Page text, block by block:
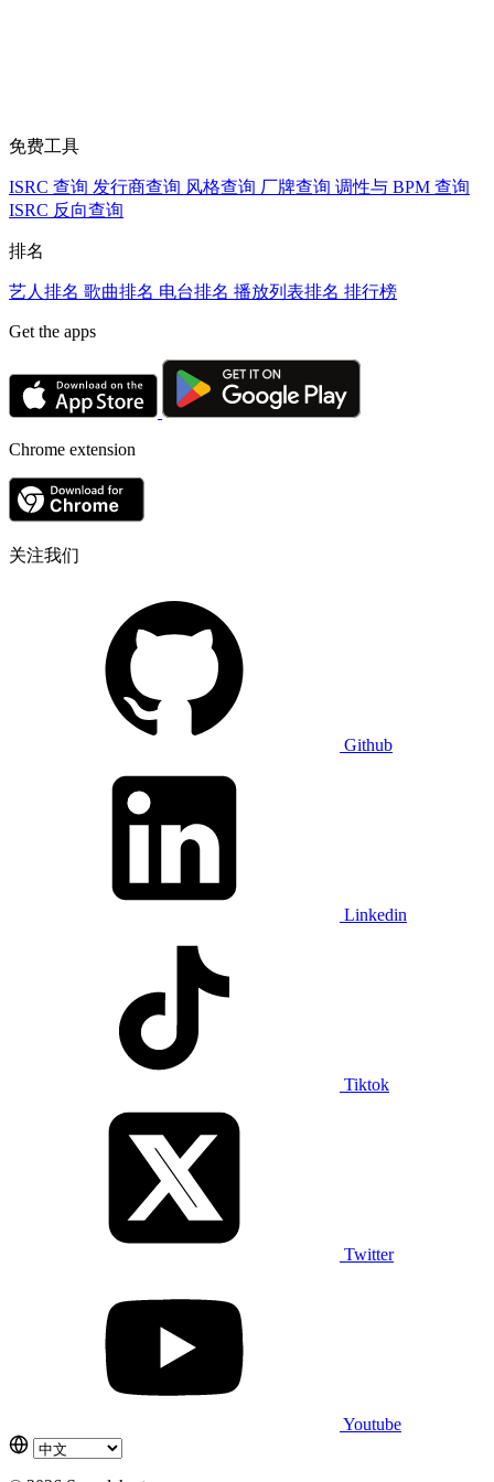
免费工具
ISRC 查询 发行商查询 风格查询 厂牌查询 调性与 BPM 查询
ISRC 反向查询
排名
艺人排名 歌曲排名 电台排名 播放列表排名 排行榜
Get the apps
Chrome extension
关注我们
Github
Linkedin
Tiktok
Twitter
Youtube